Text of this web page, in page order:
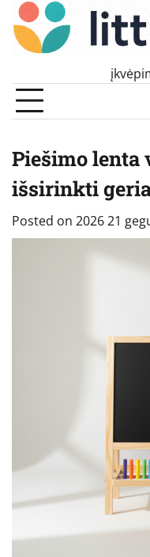
Skip
content
Piešimo lenta
išsirinkti
Posted on 2026 21